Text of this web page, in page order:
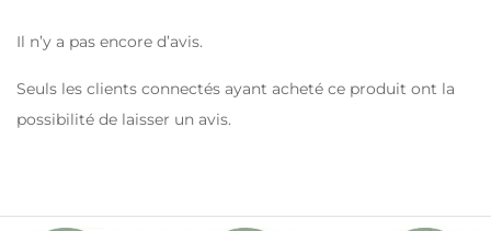
Il n’y a pas encore d’avis.
Seuls les clients connectés ayant acheté ce produit ont la
possibilité de laisser un avis.